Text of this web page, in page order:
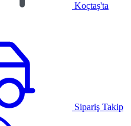
Koçtaş'ta
Sipariş Takip